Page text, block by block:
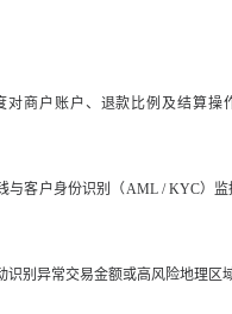
对商户账户、退款比例及结算操
与客户身份识别（AML / KYC）
识别异常交易金额或高风险地理区域